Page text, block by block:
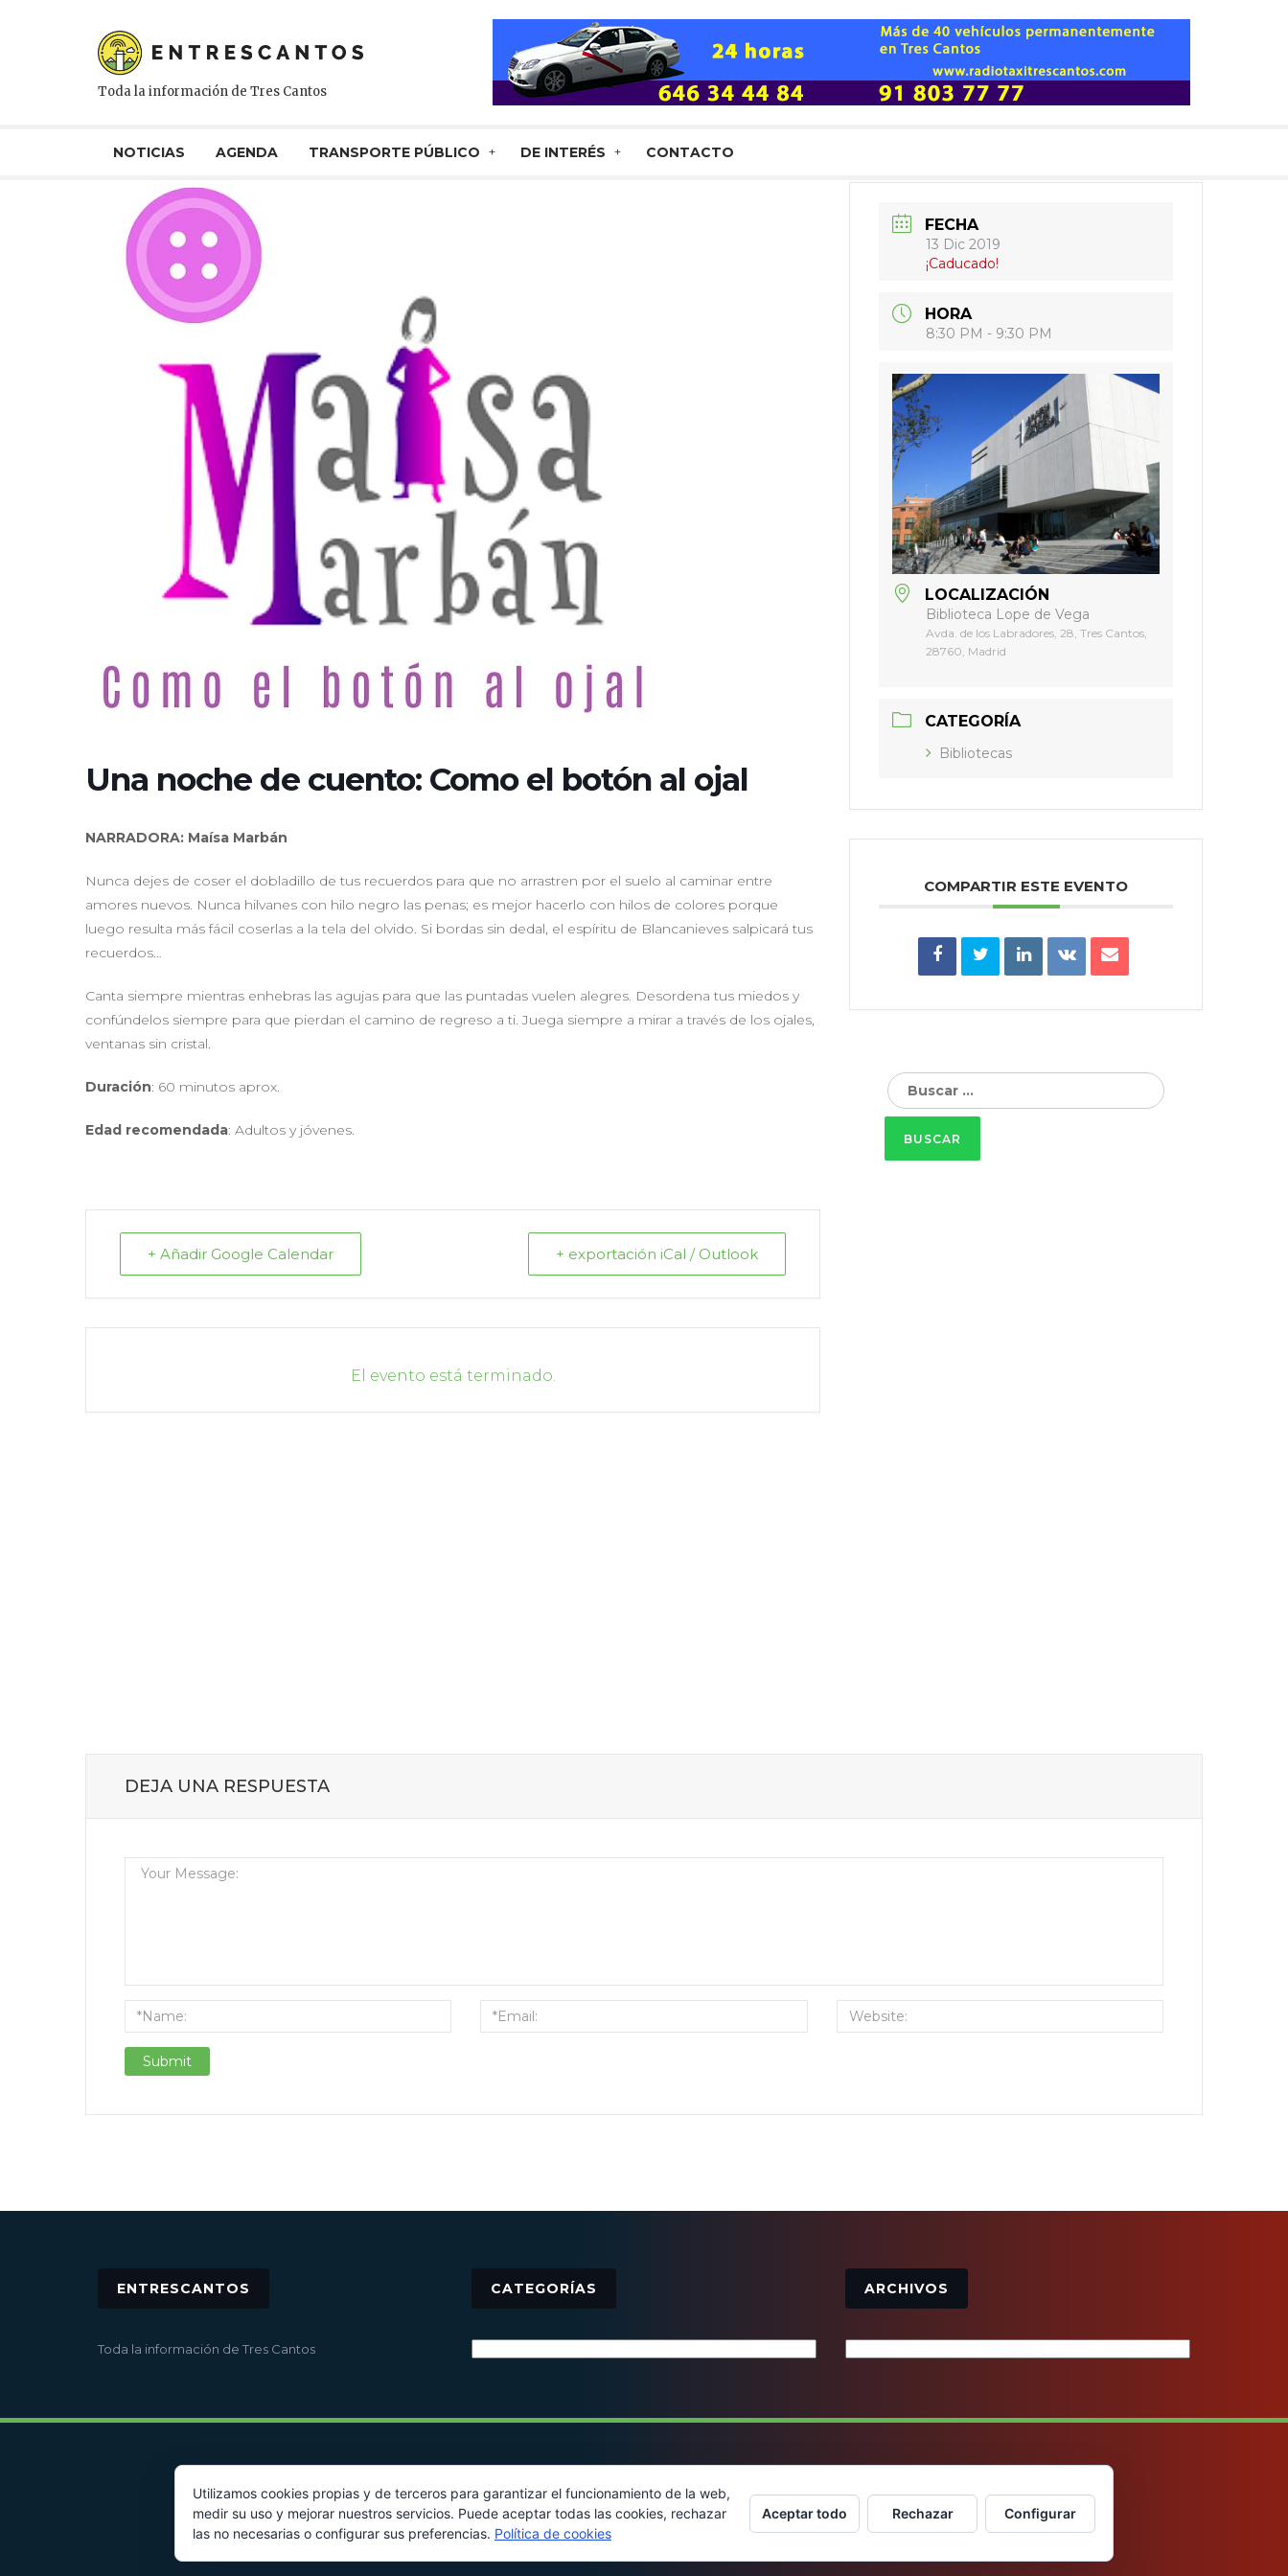
Toda la información de Tres Cantos
NOTICIAS AGENDA TRANSPORTE PÚBLICO DE INTERÉS CONTACTO
Una noche de cuento: Como el botón al ojal
NARRADORA: Maísa Marbán
Nunca dejes de coser el dobladillo de tus recuerdos para que no arrastren por el suelo al caminar entre
amores nuevos. Nunca hilvanes con hilo negro las penas; es mejor hacerlo con hilos de colores porque
luego resulta más fácil coserlas a la tela del olvido. Si bordas sin dedal, el espíritu de Blancanieves salpicará tus
recuerdos…
Canta siempre mientras enhebras las agujas para que las puntadas vuelen alegres. Desordena tus miedos y
confúndelos siempre para que pierdan el camino de regreso a ti. Juega siempre a mirar a través de los ojales,
ventanas sin cristal.
Duración: 60 minutos aprox.
Edad recomendada: Adultos y jóvenes.
+ Añadir Google Calendar + exportación iCal / Outlook
El evento está terminado.
FECHA
13 Dic 2019
¡Caducado!
HORA
8:30 PM - 9:30 PM
LOCALIZACIÓN
Biblioteca Lope de Vega
Avda. de los Labradores, 28, Tres Cantos,
28760, Madrid
CATEGORÍA
Bibliotecas
COMPARTIR ESTE EVENTO
Buscar:
DEJA UNA RESPUESTA
ENTRESCANTOS
Toda la información de Tres Cantos
CATEGORÍAS ARCHIVOS
© 2016 - Todos los derechos reservados
Utilizamos cookies propias y de terceros para garantizar el funcionamiento de la web,
medir su uso y mejorar nuestros servicios. Puede aceptar todas las cookies, rechazar
las no necesarias o configurar sus preferencias. Política de cookies
Aceptar todo Rechazar Configurar